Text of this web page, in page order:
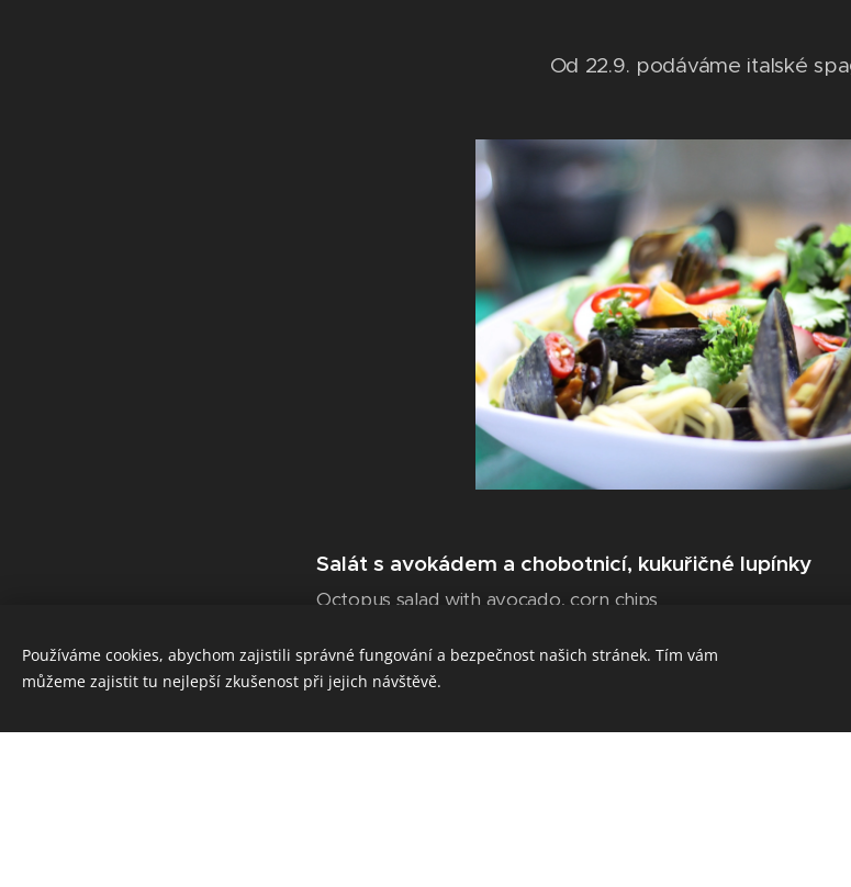
Od 22.9. podáváme italské spagettini
Salát s avokádem a chobotnicí, kukuřičné lupínky
Octopus salad with avocado, corn chips
Grilovaná chootnice, černé rizoto
Používáme cookies, abychom zajistili správné fungování a bezpečnost našich stránek. Tím vám
můžeme zajistit tu nejlepší zkušenost při jejich návštěvě.